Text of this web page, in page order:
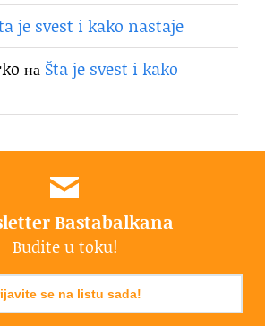
je svest i kako nastaje
на Šta je svest i kako
Bastabalkana
Budite u toku!
se na listu sada!